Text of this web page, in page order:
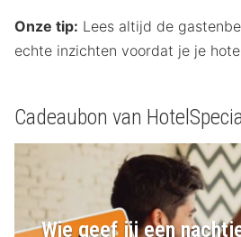
Onze tip: Lees altijd de
echte inzichten voordat je je
Cadeaubon van
Wie geef jij een